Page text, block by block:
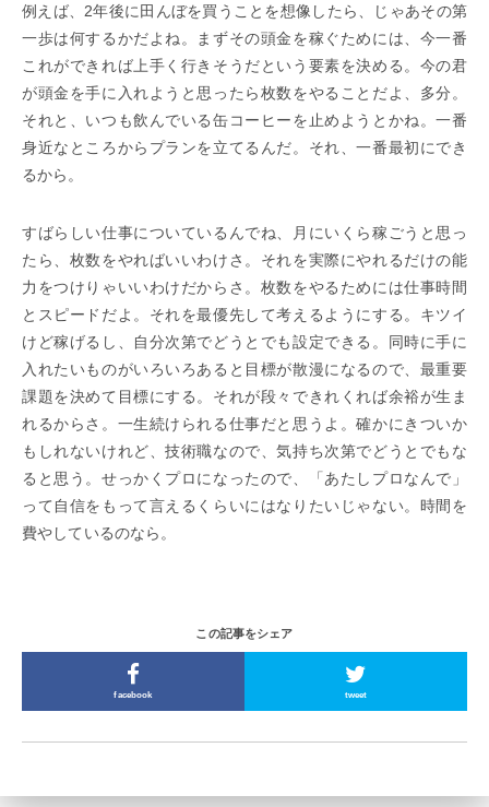
例えば、2年後に田んぼを買うことを想像したら、じゃあその第
一歩は何するかだよね。まずその頭金を稼ぐためには、今一番
これができれば上手く行きそうだという要素を決める。今の君
が頭金を手に入れようと思ったら枚数をやることだよ、多分。
それと、いつも飲んでいる缶コーヒーを止めようとかね。一番
身近なところからプランを立てるんだ。それ、一番最初にでき
るから。
すばらしい仕事についているんでね、月にいくら稼ごうと思っ
たら、枚数をやればいいわけさ。それを実際にやれるだけの能
力をつけりゃいいわけだからさ。枚数をやるためには仕事時間
とスピードだよ。それを最優先して考えるようにする。キツイ
けど稼げるし、自分次第でどうとでも設定できる。同時に手に
入れたいものがいろいろあると目標が散漫になるので、最重要
課題を決めて目標にする。それが段々できれくれば余裕が生ま
れるからさ。一生続けられる仕事だと思うよ。確かにきついか
もしれないけれど、技術職なので、気持ち次第でどうとでもな
ると思う。せっかくプロになったので、「あたしプロなんで」
って自信をもって言えるくらいにはなりたいじゃない。時間を
費やしているのなら。
この記事をシェア
facebook tweet